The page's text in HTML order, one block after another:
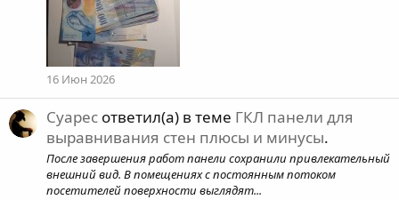
16 Июн 2026
Суарес ответил(а) в теме ГКЛ панели для
выравнивания стен плюсы и минусы.
После завершения работ панели сохранили привлекательный
внешний вид. В помещениях с постоянным потоком
посетителей поверхности выглядят...